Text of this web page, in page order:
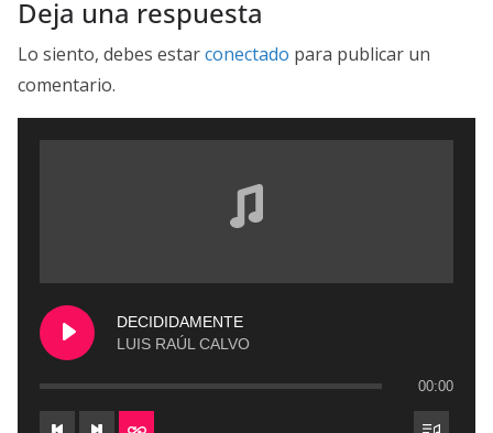
Deja una respuesta
Lo siento, debes estarconectado para publicar un
comentario.
DECIDIDAMENTE
LUIS RAÚL CALVO
00:00